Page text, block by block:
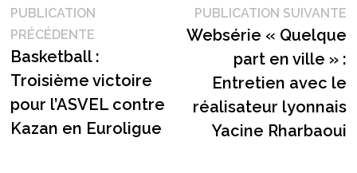
Navigation
de
l’article
PUBLICATION
PRÉCÉDENTEPublication
précédente :
Basketball :
Troisième victoire
pour l’ASVEL contre
Kazan en Euroligue
PUBLICATION SUIVANTE
Websérie « Quelque
part en ville » :
Entretien avec le
réalisateur lyonnais
Yacine Rharbaoui